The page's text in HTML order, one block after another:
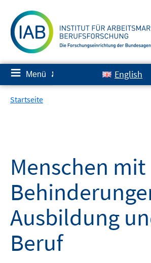
zum
Inhalt
≡ Menü ✘ English
Startseite
Menschen mit
Ausbildung
Beruf